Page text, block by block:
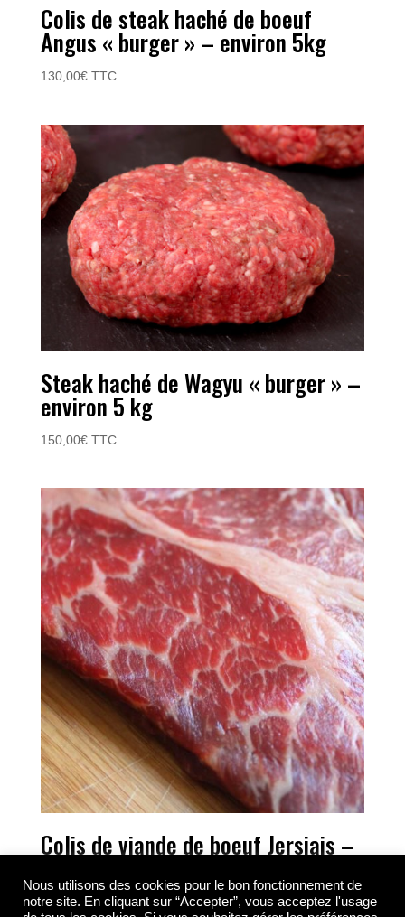
Colis de steak haché de boeuf
Angus « burger » – environ 5kg
130,00€ TTC
Steak haché de Wagyu « burger » –
environ 5 kg
150,00€ TTC
Colis de viande de boeuf Jersiais –
230,00 € TTC
Nous utilisons des cookies pour le bon fonctionnement de
notre site. En cliquant sur “Accepter”, vous acceptez l'usage